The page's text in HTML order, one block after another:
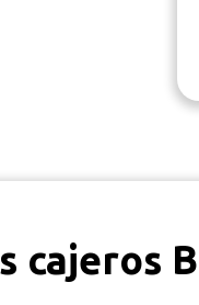
cajeros